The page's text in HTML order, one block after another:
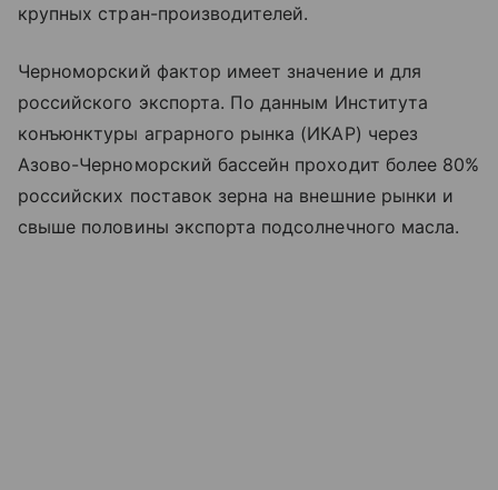
крупных стран-производителей.
Черноморский фактор имеет значение и для
российского экспорта. По данным Института
конъюнктуры аграрного рынка (ИКАР) через
Азово-Черноморский бассейн проходит более 80%
российских поставок зерна на внешние рынки и
свыше половины экспорта подсолнечного масла.